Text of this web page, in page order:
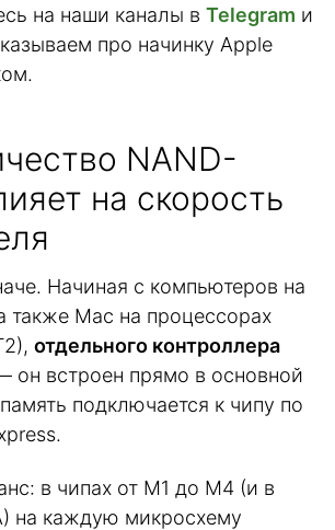
на наши каналы в Telegram и
про начинку Apple
NAND-
на скорость
Начиная с компьютеров на
также Mac на процессорах
отдельного контроллера
он встроен прямо в основной
подключается к чипу по
в чипах от M1 до M4 (и в
на каждую микросхему